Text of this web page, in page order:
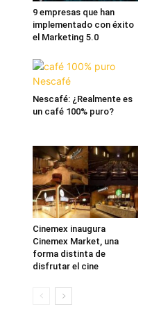
9 empresas que han
implementado con éxito
el Marketing 5.0
Nescafé: ¿Realmente es
un café 100% puro?
Cinemex inaugura
Cinemex Market, una
forma distinta de
disfrutar el cine